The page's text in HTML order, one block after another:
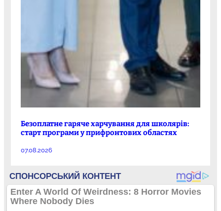
Безоплатне гаряче харчування для школярів:
старт програми у прифронтових областях
07.08.2026